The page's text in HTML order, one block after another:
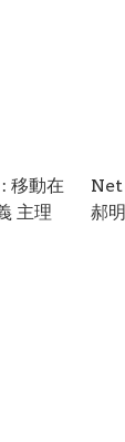
移動在
明義 主理
Net
郝